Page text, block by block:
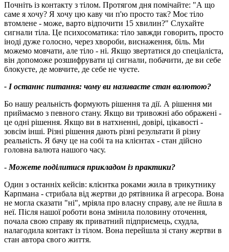
Почніть із контакту з тілом. Протягом дня помічайте: "А що
саме я хочу? Я хочу цю каву чи п'ю просто так? Моє тіло
втомлене - може, варто відпочити 15 хвилин?" Слухайте
сигнали тіла. Це психосоматика: тіло завжди говорить, просто
іноді дуже голосно, через хвороби, виснаження, біль. Ми
можемо мовчати, але тіло - ні. Якщо звертатися до спеціаліста,
він допоможе розшифрувати ці сигнали, побачити, де ви себе
блокуєте, де мовчите, де себе не чуєте.
- І останнє питання: чому ви називаєте стан валютою?
Бо нашу реальність формують рішення та дії. А рішення ми
приймаємо з певного стану. Якщо ви тривожні або ображені -
це одні рішення. Якщо ви в натхненні, довірі, цікавості -
зовсім інші. Різні рішення дають різні результати й різну
реальність. Я бачу це на собі та на клієнтах - стан дійсно
головна валюта нашого часу.
- Можете поділитися прикладом із практики?
Один з останніх кейсів: клієнтка роками жила в трикутнику
Карпмана - стрибала від жертви до рятівника й агресора. Вона
не могла сказати "ні", мріяла про власну справу, але не йшла в
неї. Після нашої роботи вона змінила половину оточення,
почала свою справу як приватний підприємець, схудла,
налагодила контакт із тілом. Вона перейшла зі стану жертви в
стан автора свого життя.